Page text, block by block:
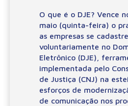
O que é o DJE? Vence
maio (quinta-feira) o
as empresas se
voluntariamente no
Eletrônico (DJE),
implementada pelo
de Justiça (CNJ) na
esforços de
de comunicação nos